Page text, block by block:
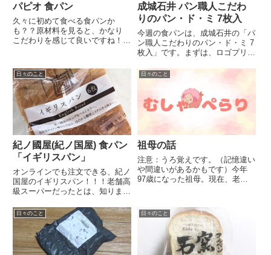
パピオ 食パン
久々に初めて食べる食パンか
も？？原材料を見ると、かなり
こだわりを感じて良いですね！少
て、美味しかったです。
【2026/02/06 追加】実は、この
食パン。阪神百貨店の毎日日替...
成城石井 パン職人こだわ
りのパン・ド・ミ 7枚入
今週の食パンは、成城石井の「パ
ン職人こだわりのパン・ド・ミ 7
枚入」です。まずは、ロゴプリン
リしました。このパンは、どこの
やくシールが貼ってあるのに気づ
く。 甘さ控えめで、飽きの来...
日々のこと
紀ノ國屋(紀ノ国屋) 食パン
「イギリスパン」
オンラインでも注文できる、紀ノ
国屋のイギリスパン！！！老舗高
級スーパーだったとは、知りませ
だぁ〜。原材料が少なくて、非常
に良い！さすが、老舗高級スーパ
ーですね！！フランスパンを食べ
てるような、パリッとした食感
で...
日々のこと
祖母の話
注意：うろ覚えです。（記憶違い
や間違いがあるかもです）今年
97歳になった祖母。現在、老人
自分のことができているし、ボケ
ておらず、しっかり元気でおりま
す。長生きしている祖母ですが、
日々のこと 日々のこと